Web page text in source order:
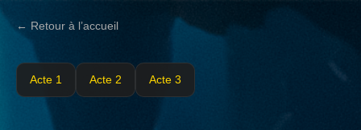
← Retour à l’accueil
Acte 1 Acte 2 Acte 3